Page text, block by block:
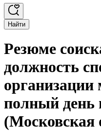
Найти
Резюме
должность
полный день
(Московская